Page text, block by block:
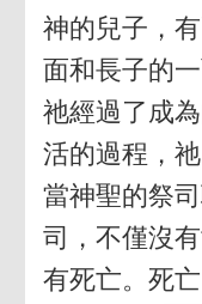
神的兒子，
面和長子的
祂經過了成
活的過程，
當神聖的祭
司，不僅沒
有死亡。死